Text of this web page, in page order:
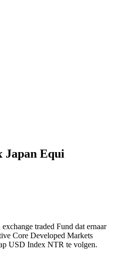
Japan Equi
traded Fund dat ernaar
Core Developed Markets
USD Index NTR te volgen.